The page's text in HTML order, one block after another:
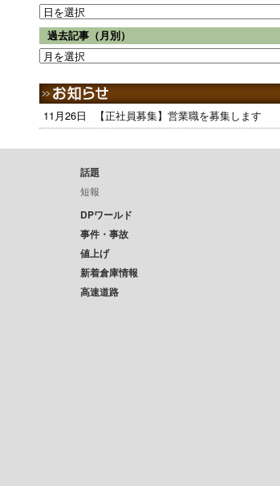
過去記事（月別）
11月26日 【正社員募集】営業職を募集します
話題
短報
DPワールド
事件・事故
値上げ
新着倉庫情報
高速道路